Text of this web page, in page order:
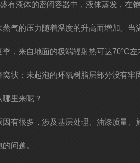
有液体的密闭容器中，液体蒸发，在
蒸气的压力随着温度的升高而增加。
，来自地面的极端辐射热可达70°C
窝状；未起泡的环氧树脂层部分没有
里来呢？
因有很多，涉及基层处理、油漆质量
问题。